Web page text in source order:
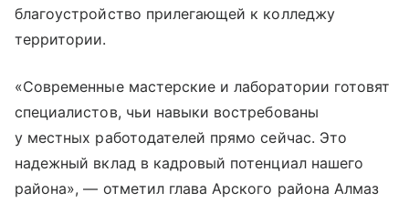
благоустройство прилегающей к колледжу
территории.
«Современные мастерские и лаборатории готовят
специалистов, чьи навыки востребованы
у местных работодателей прямо сейчас. Это
надежный вклад в кадровый потенциал нашего
района», — отметил глава Арского района Алмаз